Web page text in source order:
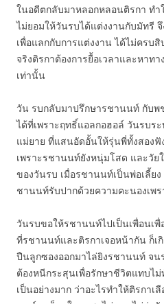
ในอดีตกลับมาหลอกหลอนติรกา ทำ
ไม่ยอมให้วันรบได้แต่งงานกับมัทรี
เพื่อแลกกับการแต่งงาน ได้ไม่ครบ
จริงติรกาต้องการยื้อเวลาและหาท
เท่านั้น
วัน รบกลับมาปรึกษารชานนท์ กับพ
ได้ที่เพราะฤทธิ์แอลกอฮอล์ วันรบร
แม่ยาย ที่แสนอัดอั้นให้รุ่นพี่ทั้งสอง
เพราะรชานนท์ยังหนุ่มโสด และวัย
ของวันรบ เมื่อรชานนท์เป็นพ่อเลี้ย
ชานนท์รับปากด้วยความคะนองเพร
วันรบขอให้รชานนท์ไปเป็นเพื่อนเพื่
ที่รชานนท์และติรกาเจอหน้ากัน ก็เ
ปืนลูกซองออกมาไล่ยิงรชานนท์ จ
ต้องหนีกระสุนเพื่อรักษาชีวิตแทบไ
เป็นอย่างมาก ว่าอะไรทำให้ติรกา